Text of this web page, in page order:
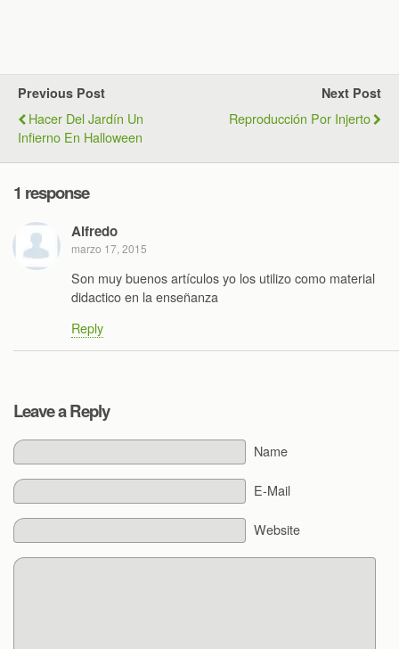
Previous Post
Hacer Del Jardín Un
Infierno En Halloween
Next Post
Reproducción Por Injerto
1 response
Alfredo
marzo 17, 2015
Son muy buenos artículos yo los utilizo como material
didactico en la enseñanza
Reply
Leave a Reply
Name
E-Mail
Website